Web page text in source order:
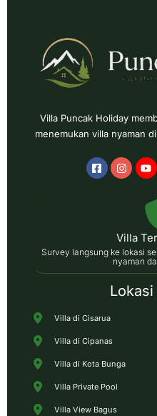
Villa Puncak Holiday
menemukan villa nyaman
Villa
Survey langsung ke lokasi
nyaman
Villa di Cisarua
Villa di Cipanas
Villa di Kota Bunga
Villa Private Pool
Villa View Bagus